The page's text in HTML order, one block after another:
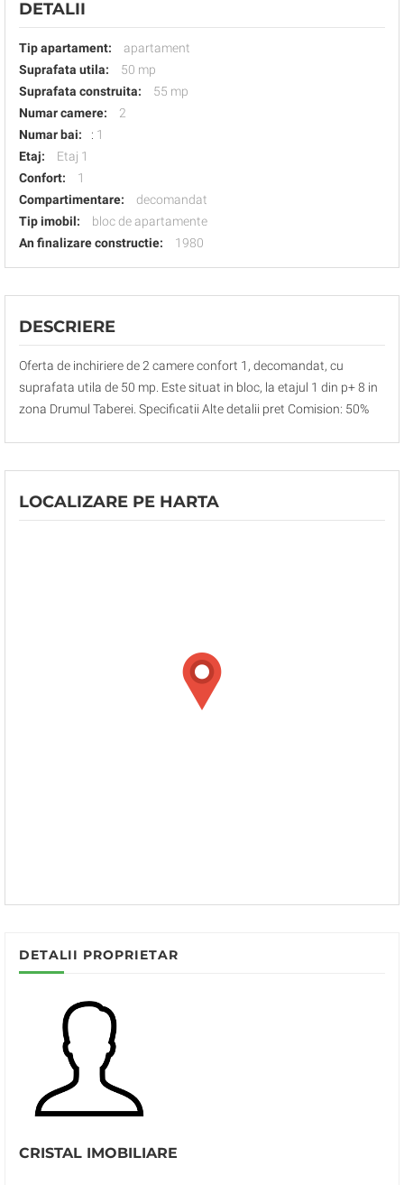
DETALII
Tip apartament:
apartament
Suprafata utila:
50 mp
Suprafata construita:
55 mp
Numar camere:
2
Numar bai:
: 1
Etaj:
Etaj 1
Confort:
1
Compartimentare:
decomandat
Tip imobil:
bloc de apartamente
An finalizare constructie:
1980
DESCRIERE
Oferta de inchiriere de 2 camere confort 1, decomandat, cu
suprafata utila de 50 mp. Este situat in bloc, la etajul 1 din p+ 8 in
zona Drumul Taberei. Specificatii Alte detalii pret Comision: 50%
LOCALIZARE PE HARTA
DETALII PROPRIETAR
CRISTAL IMOBILIARE